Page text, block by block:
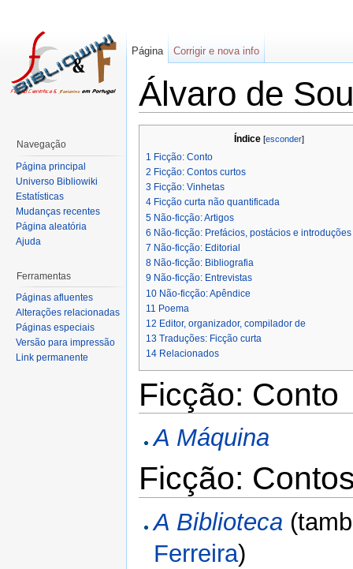
Álvaro de
Índice [esconder]
1 Ficção: Conto
2 Ficção: Contos curtos
3 Ficção: Vinhetas
4 Ficção curta não quantificada
5 Não-ficção: Artigos
6 Não-ficção: Prefácios, postácios e introduções
7 Não-ficção: Editorial
8 Não-ficção: Bibliografia
9 Não-ficção: Entrevistas
10 Não-ficção: Apêndice
11 Poema
12 Editor, organizador, compilador de
13 Traduções: Ficção curta
14 Relacionados
Ficção: Conto
A Máquina
Ficção:
A Biblioteca
Ferreira)
Página Corrigir e nova info
Navegação
Página principal
Universo Bibliowiki
Estatísticas
Mudanças recentes
Página aleatória
Ajuda
Ferramentas
Páginas afluentes
Alterações relacionadas
Páginas especiais
Versão para impressão
Link permanente